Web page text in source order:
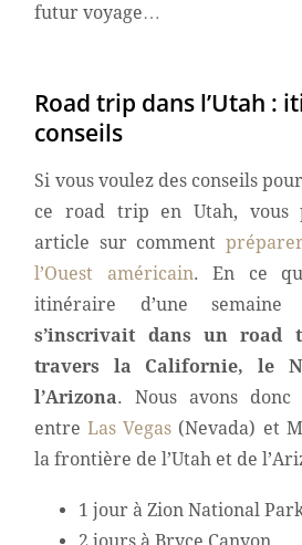
futur voyage…
Road trip dans l’Utah :
conseils
Si vous voulez des conseils
ce road trip en Utah, vous
article sur comment
l’Ouest américain. En ce
itinéraire d’une
s’inscrivait dans un road
travers la Californie, le
l’Arizona. Nous avons
entreLas Vegas (Nevada) et
la frontière de l’Utah et de
1 jour à Zion National